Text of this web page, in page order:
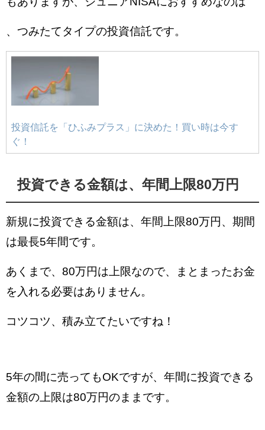
、つみたてタイプの投資信託です。
投資信託を「ひふみプラス」に決めた！買い時は今す
ぐ！
投資できる金額は、年間上限80万円
新規に投資できる金額は、年間上限80万円、 期間
は最長5年間です。
あくまで、80万円は上限なので、まとまったお金
を入れる必要はありません。
コツコツ、積み立てたいですね！
5年の間に売ってもOKですが、年間に投資できる
金額の上限は80万円のままです。